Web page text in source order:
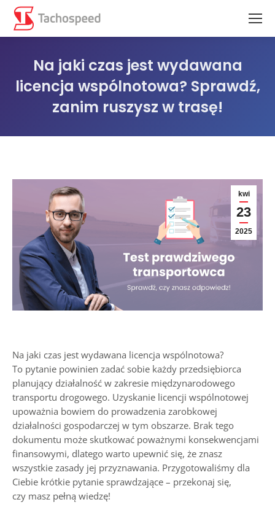
Na jaki czas jest wydawana
licencja wspólnotowa? Sprawdź,
zanim ruszysz w trasę!
kwi
23
2025
Na jaki czas jest wydawana licencja wspólnotowa?
To pytanie powinien zadać sobie każdy przedsiębiorca
planujący działalność w zakresie międzynarodowego
transportu drogowego. Uzyskanie licencji wspólnotowej
upoważnia bowiem do prowadzenia zarobkowej
działalności gospodarczej w tym obszarze. Brak tego
dokumentu może skutkować poważnymi konsekwencjami
finansowymi, dlatego warto upewnić się, że znasz
wszystkie zasady jej przyznawania. Przygotowaliśmy dla
Ciebie krótkie pytanie sprawdzające – przekonaj się,
czy masz pełną wiedzę!